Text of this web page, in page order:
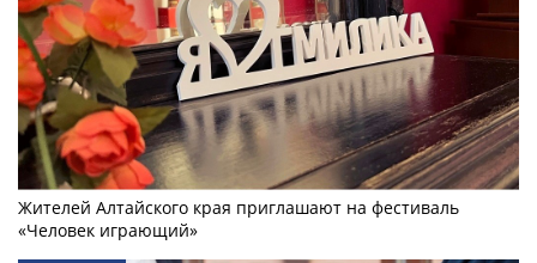
Жителей Алтайского края приглашают на фестиваль
«Человек играющий»